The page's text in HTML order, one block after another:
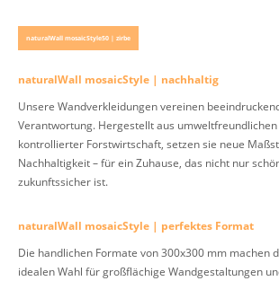
naturalWall mosaicStyle50 | zirbe
naturalWall mosaicStyle | nachhaltig
Unsere Wandverkleidungen vereinen
Verantwortung. Hergestellt aus
kontrollierter Forstwirtschaft, setzen sie neue
Nachhaltigkeit – für ein Zuhause, das nicht nur
zukunftssicher ist.
naturalWall mosaicStyle | perfektes Format
Die handlichen Formate von 300x300 mm machen
idealen Wahl für großflächige Wandgestaltungen